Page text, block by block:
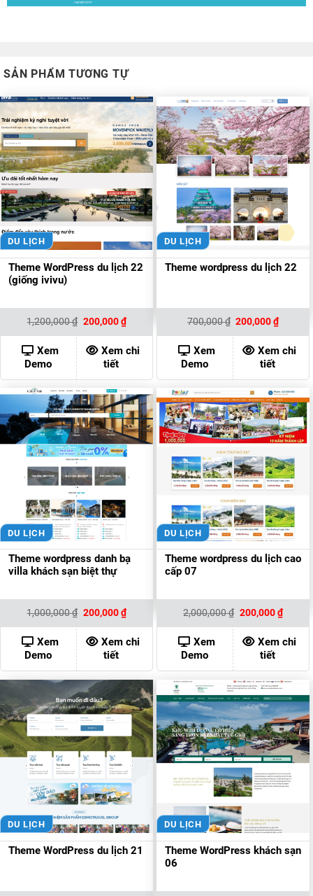
SẢN PHẨM TƯƠNG TỰ
DU LỊCH
Theme WordPress du lịch 22
(giống ivivu)
1,200,000₫ Giá
là:
1,200,000 ₫.
200,000₫Giá
hiện
tại
là:
200,000 ₫.
Xem
Demo
Xem chi
tiết
DU LỊCH
Theme wordpress du lịch 22
700,000₫ Giá
là:
700,000 ₫.
200,000₫Giá
hiện
tại
là:
Xem
Demo
Xem chi
tiết
DU LỊCH
Theme wordpress danh bạ
villa khách sạn biệt thự
1,000,000₫ Giá
là:
1,000,000 ₫.
200,000₫Giá
hiện
tại
là:
200,000 ₫.
Xem
Demo
Xem chi
tiết
DU LỊCH
Theme wordpress du lịch cao
cấp 07
2,000,000₫ Giá
là:
2,000,000 ₫.
200,000₫Giá
hiện
tại
là:
Xem
Demo
Xem chi
tiết
DU LỊCH
Theme WordPress du lịch 21
DU LỊCH
Theme WordPress khách sạn
06